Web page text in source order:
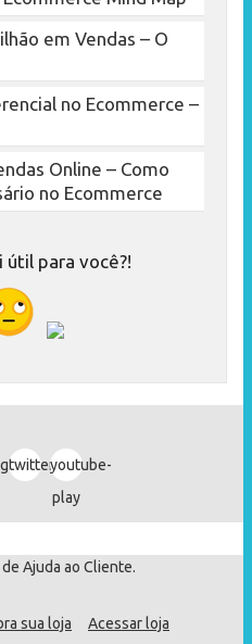
em Vendas – O
no Ecommerce –
Online – Como
no Ecommerce
para você?!
twitteryoutube-
play
Ajuda ao Cliente.
sua loja Acessar loja